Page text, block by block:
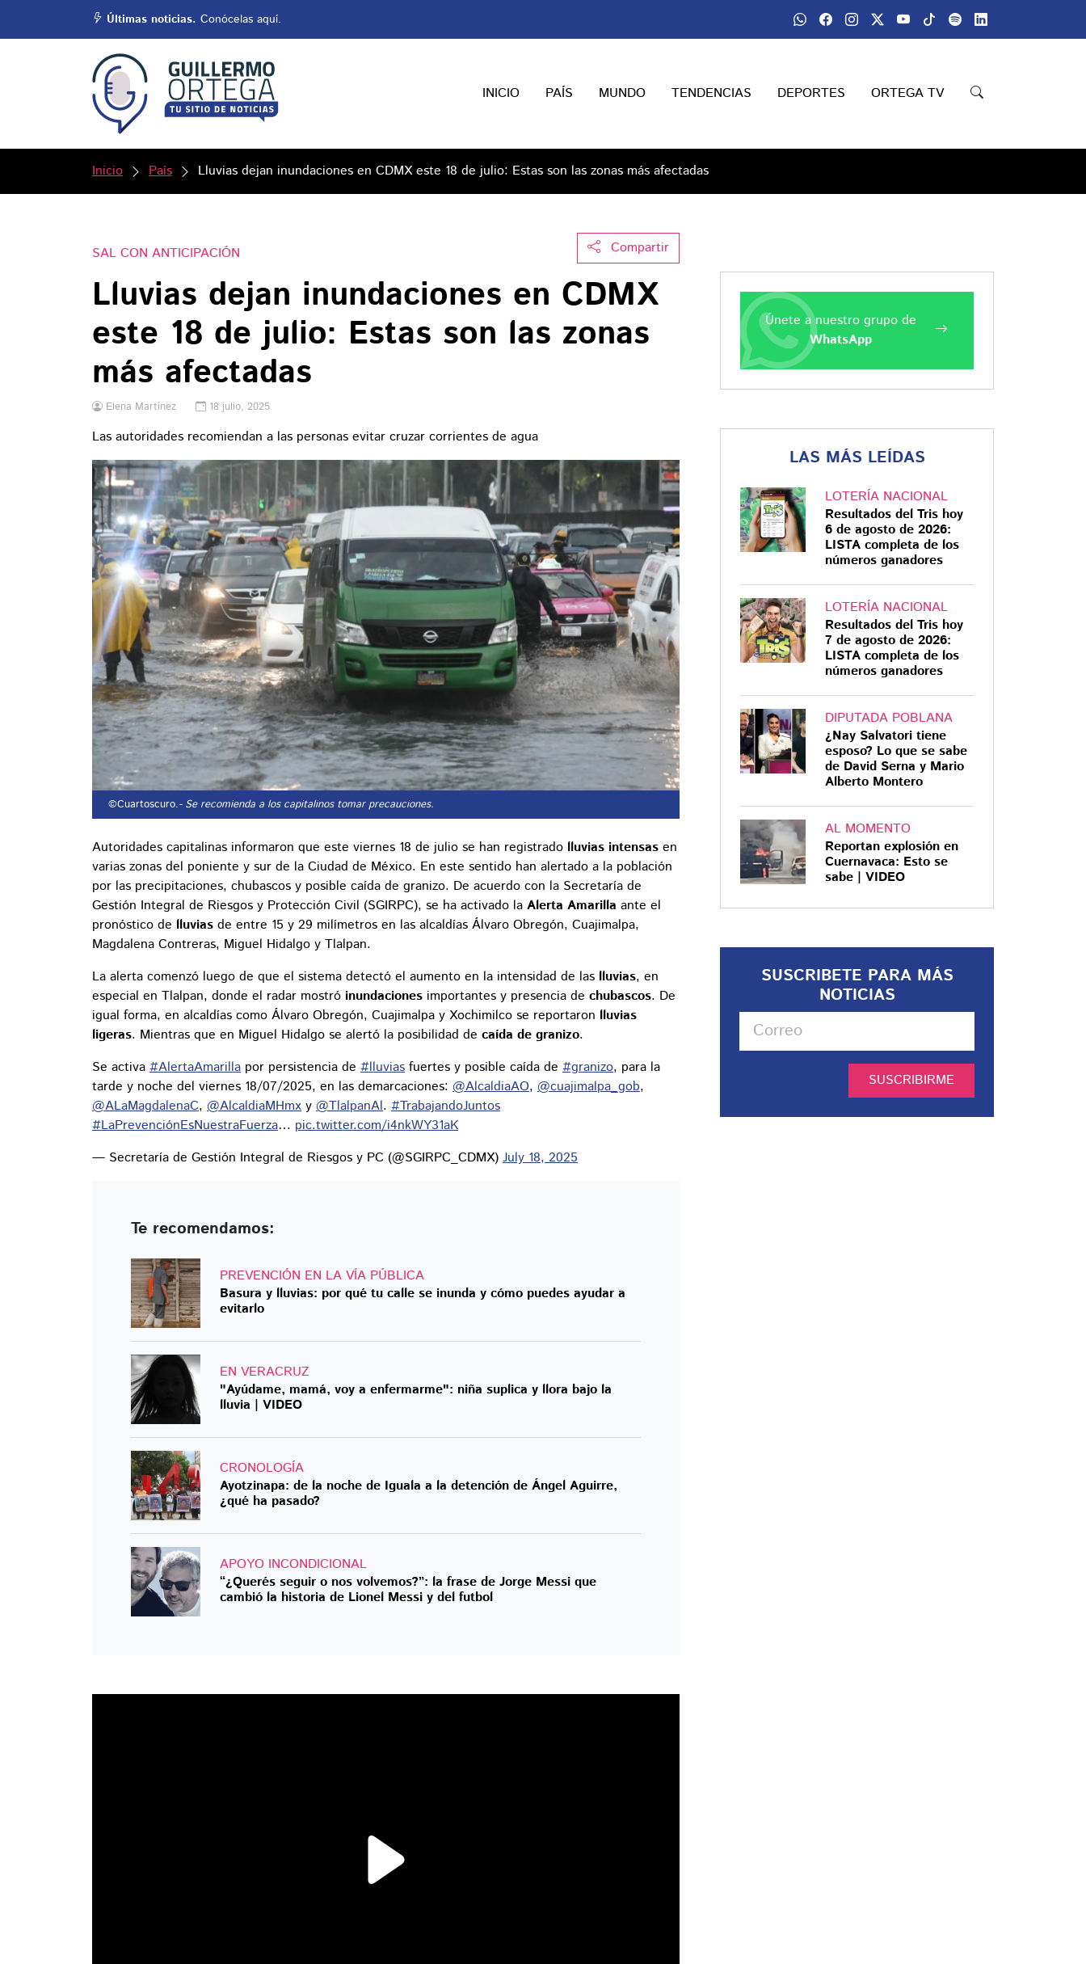
Últimas noticias. Conócelas aquí.
INICIO PAÍS MUNDO TENDENCIAS DEPORTES ORTEGA TV
Inicio País Lluvias dejan inundaciones en CDMX este 18 de julio: Estas son las zonas más afectadas
Compartir
SAL CON ANTICIPACIÓN
Lluvias dejan inundaciones en CDMX
este 18 de julio: Estas son las zonas
más afectadas
Elena Martínez 18 julio, 2025
Las autoridades recomiendan a las personas evitar cruzar corrientes de agua
©Cuartoscuro.- Se recomienda a los capitalinos tomar precauciones.
Autoridades capitalinas informaron que este viernes 18 de julio se han registrado lluvias intensas en
varias zonas del poniente y sur de la Ciudad de México. En este sentido han alertado a la población
por las precipitaciones, chubascos y posible caída de granizo. De acuerdo con la Secretaría de
Gestión Integral de Riesgos y Protección Civil (SGIRPC), se ha activado la Alerta Amarilla ante el
pronóstico de lluvias de entre 15 y 29 milímetros en las alcaldías Álvaro Obregón, Cuajimalpa,
Magdalena Contreras, Miguel Hidalgo y Tlalpan.
La alerta comenzó luego de que el sistema detectó el aumento en la intensidad de las lluvias, en
especial en Tlalpan, donde el radar mostró inundaciones importantes y presencia de chubascos. De
igual forma, en alcaldías como Álvaro Obregón, Cuajimalpa y Xochimilco se reportaron lluvias
ligeras. Mientras que en Miguel Hidalgo se alertó la posibilidad de caída de granizo.
Se activa #AlertaAmarilla por persistencia de #lluvias fuertes y posible caída de #granizo, para la
tarde y noche del viernes 18/07/2025, en las demarcaciones: @AlcaldiaAO, @cuajimalpa_gob,
@ALaMagdalenaC, @AlcaldiaMHmx y @TlalpanAl. #TrabajandoJuntos
#LaPrevenciónEsNuestraFuerza… pic.twitter.com/i4nkWY31aK
— Secretaría de Gestión Integral de Riesgos y PC (@SGIRPC_CDMX) July 18, 2025
Te recomendamos:
PREVENCIÓN EN LA VÍA PÚBLICA
Basura y lluvias: por qué tu calle se inunda y cómo puedes ayudar a
evitarlo
EN VERACRUZ
"Ayúdame, mamá, voy a enfermarme": niña suplica y llora bajo la
lluvia | VIDEO
CRONOLOGÍA
Ayotzinapa: de la noche de Iguala a la detención de Ángel Aguirre,
¿qué ha pasado?
APOYO INCONDICIONAL
“¿Querés seguir o nos volvemos?”: la frase de Jorge Messi que
cambió la historia de Lionel Messi y del futbol
Únete a nuestro grupo de
WhatsApp
LAS MÁS LEÍDAS
LOTERÍA NACIONAL
Resultados del Tris hoy
6 de agosto de 2026:
LISTA completa de los
números ganadores
LOTERÍA NACIONAL
Resultados del Tris hoy
7 de agosto de 2026:
LISTA completa de los
números ganadores
DIPUTADA POBLANA
¿Nay Salvatori tiene
esposo? Lo que se sabe
de David Serna y Mario
Alberto Montero
AL MOMENTO
Reportan explosión en
Cuernavaca: Esto se
sabe | VIDEO
SUSCRIBETE PARA MÁS
NOTICIAS
SUSCRIBIRME